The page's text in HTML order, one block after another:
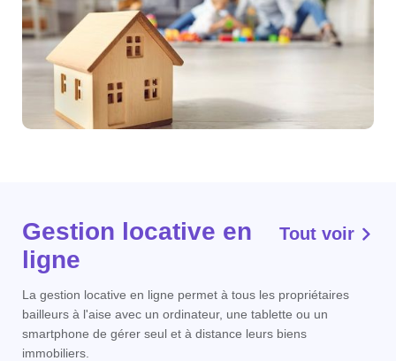
Gestion locative en
ligne
Tout voir
La gestion locative en ligne permet à tous les propriétaires
bailleurs à l'aise avec un ordinateur, une tablette ou un
smartphone de gérer seul et à distance leurs biens
immobiliers.